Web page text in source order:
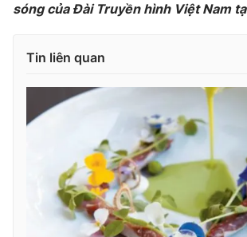
® Cấm sao chép dưới mọi hình thức nếu
thuận bằng văn bản. Ghi rõ nguồn VTV.vn
thông tin từ website này.
sóng của Đài Truyền hình Việt Nam
Tin liên quan